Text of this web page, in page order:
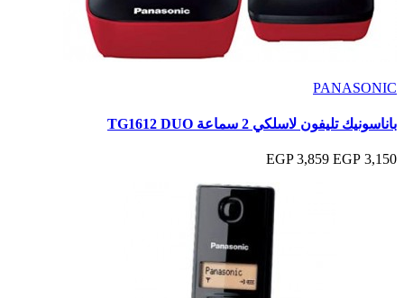
PANASONIC
باناسونيك تليفون لاسلكي 2 سماعة TG1612 DUO
3,150 EGP
3,859 EGP